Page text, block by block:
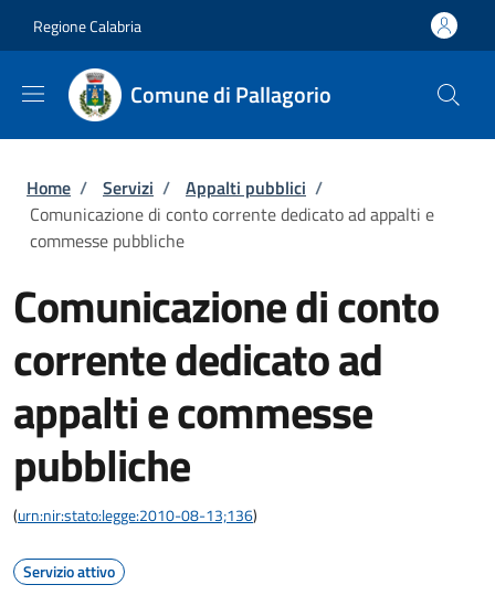
Regione Calabria
Comune di Pallagorio
Briciole di pane
Home / Servizi / Appalti pubblici /
Comunicazione di conto corrente dedicato ad appalti e
commesse pubbliche
Comunicazione di conto
corrente dedicato ad
appalti e commesse
pubbliche
(urn:nir:stato:legge:2010-08-13;136)
Servizio attivo